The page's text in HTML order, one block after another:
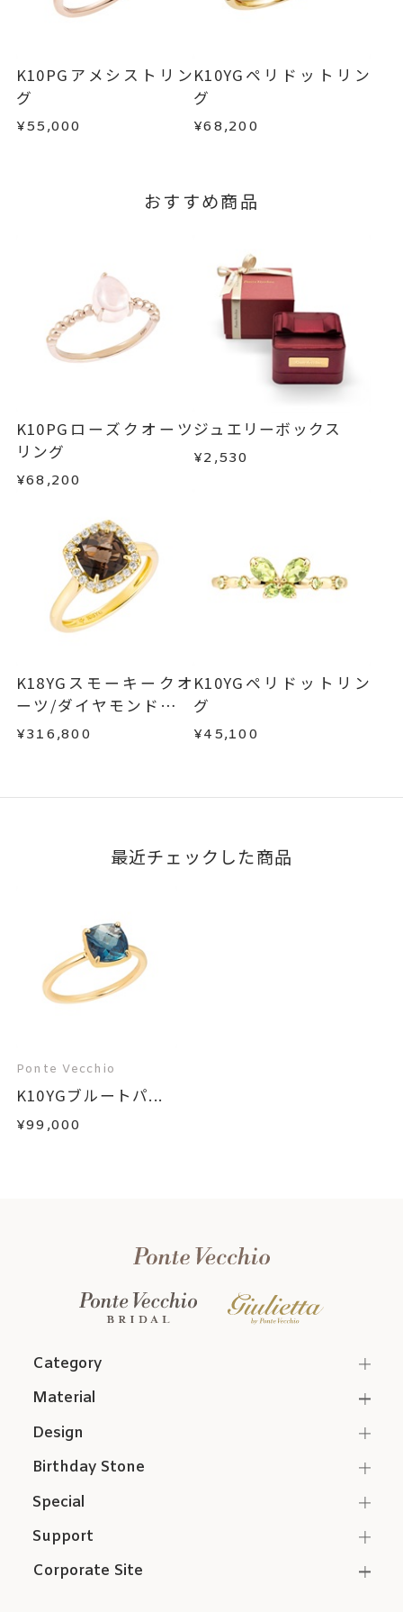
お届け予定日はご注文から2営業日以内にメールに
は、早急に商品を交換させていただきます。
はお問い合わせフォームよりご連絡ください。
この場合の返送料は弊社にて負担いたしますの
で、着払いにてご返送ください。
詳細はこちら
K10PGアメシストリン
グ
¥55,000
K10YGペリドットリン
グ
¥68,200
おすすめ商品
K10PGローズクオーツ
リング
¥68,200
ジュエリーボックス
¥2,530
K18YGスモーキークオ
ーツ/ダイヤモンドリン
グ
¥316,800
K10YGペリドットリン
グ
¥45,100
最近チェックした商品
Ponte Vecchio
K10YGブルートパ...
¥99,000
Category
Support
Corporate Site
Material
Design
Birthday Stone
Special